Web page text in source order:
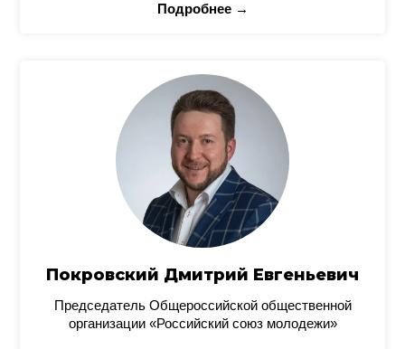
Подробнее →
Покровский Дмитрий Евгеньевич
Председатель Общероссийской общественной
организации «Российский союз молодежи»